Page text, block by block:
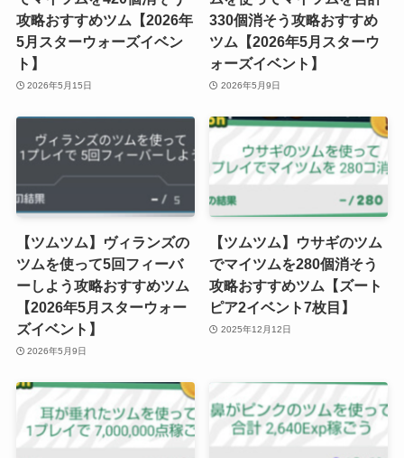
攻略おすすめツム【2026年
5月スターウォーズイベン
ト】
2026年5月15日
330個消そう攻略おすすめ
ツム【2026年5月スターウ
ォーズイベント】
2026年5月9日
【ツムツム】ヴィランズの
ツムを使って5回フィーバ
ーしよう攻略おすすめツム
【2026年5月スターウォー
ズイベント】
2026年5月9日
【ツムツム】ウサギのツム
でマイツムを280個消そう
攻略おすすめツム【ズート
ピア2イベント7枚目】
2025年12月12日